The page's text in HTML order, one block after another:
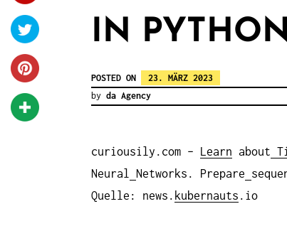
IN PYTHON
POSTED ON
23. MÄRZ 2023
by da Agency
curiousily.com – Learn about
Neural
Networks. Prepare
Quelle: news. kubernauts .io